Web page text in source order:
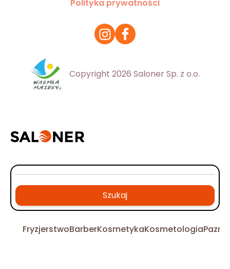
Polityka prywatności
Copyright 2026 Saloner Sp. z o.o.
Szukaj
FryzjerstwoBarberKosmetykaKosmetologia